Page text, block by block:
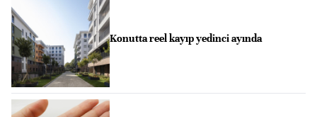
Konutta reel kayıp yedinci ayında